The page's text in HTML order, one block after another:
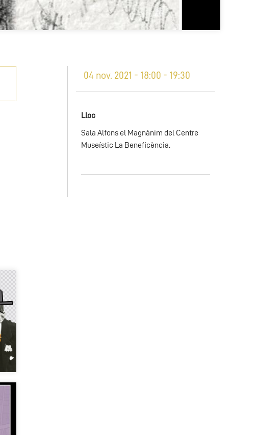
04 nov. 2021 - 18:00 - 19:30
Lloc
Sala Alfons el Magnànim del Centre
Museístic La Beneficència.